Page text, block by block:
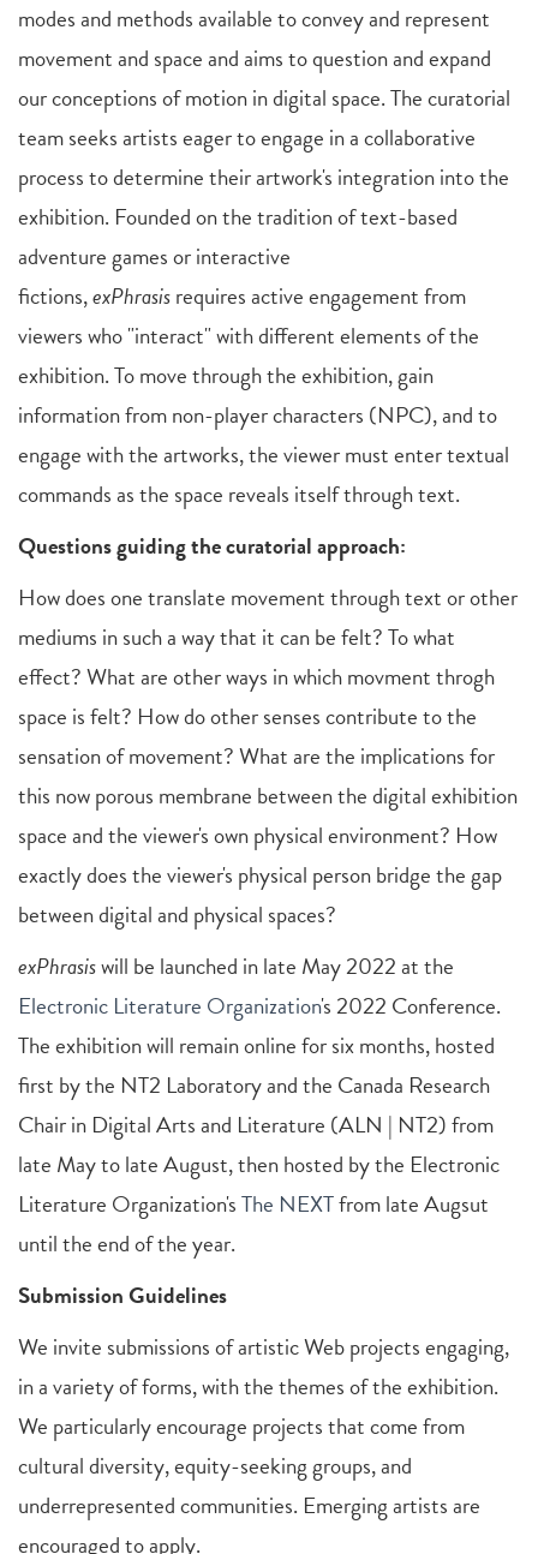
modes and methods available to convey and represent
movement and space and aims to question and expand
our conceptions of motion in digital space. The curatorial
team seeks artists eager to engage in a collaborative
process to determine their artwork's integration into the
exhibition. Founded on the tradition of text-based
adventure games or interactive
fictions,exPhrasisrequires active engagement from
viewers who "interact" with different elements of the
exhibition. To move through the exhibition, gain
information from non-player characters (NPC), and to
engage with the artworks, the viewer must enter textual
commands as the space reveals itself through text.
Questions guiding the curatorial approach:
How does one translate movement through text or other
mediums in such a way that it can be felt? To what
effect? What are other ways in which movment throgh
space is felt? How do other senses contribute to the
sensation of movement? What are the implications for
this now porous membrane between the digital exhibition
space and the viewer's own physical environment? How
exactly does the viewer's physical person bridge the gap
between digital and physical spaces?
exPhrasiswill be launched in late May 2022 at the
Electronic Literature Organization's 2022 Conference.
The exhibition will remain online for six months, hosted
first by the NT2 Laboratory and the Canada Research
Chair in Digital Arts and Literature (ALN | NT2) from
late May to late August, then hosted by the Electronic
Literature Organization'sThe NEXTfrom late Augsut
until the end of the year.
Submission Guidelines
We invite submissions of artistic Web projects engaging,
in a variety of forms, with the themes of the exhibition.
We particularly encourage projects that come from
cultural diversity, equity-seeking groups, and
underrepresented communities. Emerging artists are
encouraged to apply.